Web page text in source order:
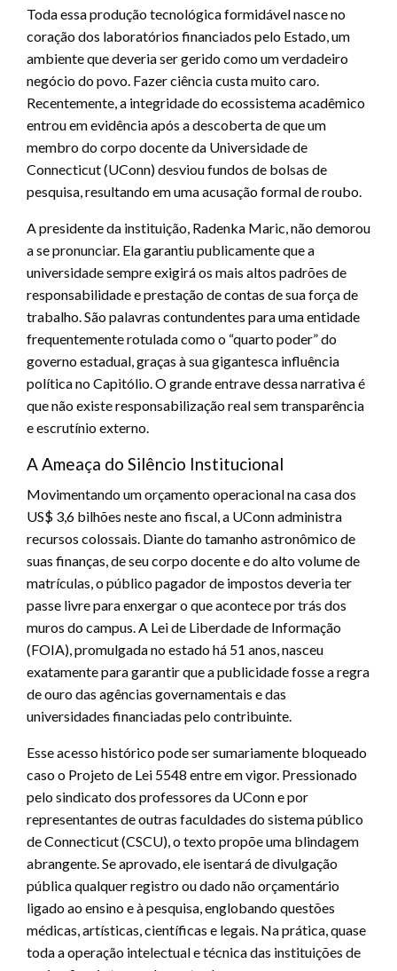
Toda essa produção tecnológica formidável nasce no
coração dos laboratórios financiados pelo Estado, um
ambiente que deveria ser gerido como um verdadeiro
negócio do povo. Fazer ciência custa muito caro.
Recentemente, a integridade do ecossistema acadêmico
entrou em evidência após a descoberta de que um
membro do corpo docente da Universidade de
Connecticut (UConn) desviou fundos de bolsas de
pesquisa, resultando em uma acusação formal de roubo.
A presidente da instituição, Radenka Maric, não demorou
a se pronunciar. Ela garantiu publicamente que a
universidade sempre exigirá os mais altos padrões de
responsabilidade e prestação de contas de sua força de
trabalho. São palavras contundentes para uma entidade
frequentemente rotulada como o “quarto poder” do
governo estadual, graças à sua gigantesca influência
política no Capitólio. O grande entrave dessa narrativa é
que não existe responsabilização real sem transparência
e escrutínio externo.
A Ameaça do Silêncio Institucional
Movimentando um orçamento operacional na casa dos
US$ 3,6 bilhões neste ano fiscal, a UConn administra
recursos colossais. Diante do tamanho astronômico de
suas finanças, de seu corpo docente e do alto volume de
matrículas, o público pagador de impostos deveria ter
passe livre para enxergar o que acontece por trás dos
muros do campus. A Lei de Liberdade de Informação
(FOIA), promulgada no estado há 51 anos, nasceu
exatamente para garantir que a publicidade fosse a regra
de ouro das agências governamentais e das
universidades financiadas pelo contribuinte.
Esse acesso histórico pode ser sumariamente bloqueado
caso o Projeto de Lei 5548 entre em vigor. Pressionado
pelo sindicato dos professores da UConn e por
representantes de outras faculdades do sistema público
de Connecticut (CSCU), o texto propõe uma blindagem
abrangente. Se aprovado, ele isentará de divulgação
pública qualquer registro ou dado não orçamentário
ligado ao ensino e à pesquisa, englobando questões
médicas, artísticas, científicas e legais. Na prática, quase
toda a operação intelectual e técnica das instituições de